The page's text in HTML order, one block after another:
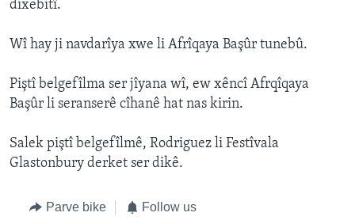
dixebitî.
Wî hay ji navdarîya xwe li Afrîqaya Başûr tunebû.
Piştî belgefîlma ser jîyana wî, ew xêncî Afrqîqaya
Başûr li seranserê cîhanê hat nas kirin.
Salek piştî belgefîlmê, Rodriguez li Festîvala
Glastonbury derket ser dikê.
Parve bike Follow us